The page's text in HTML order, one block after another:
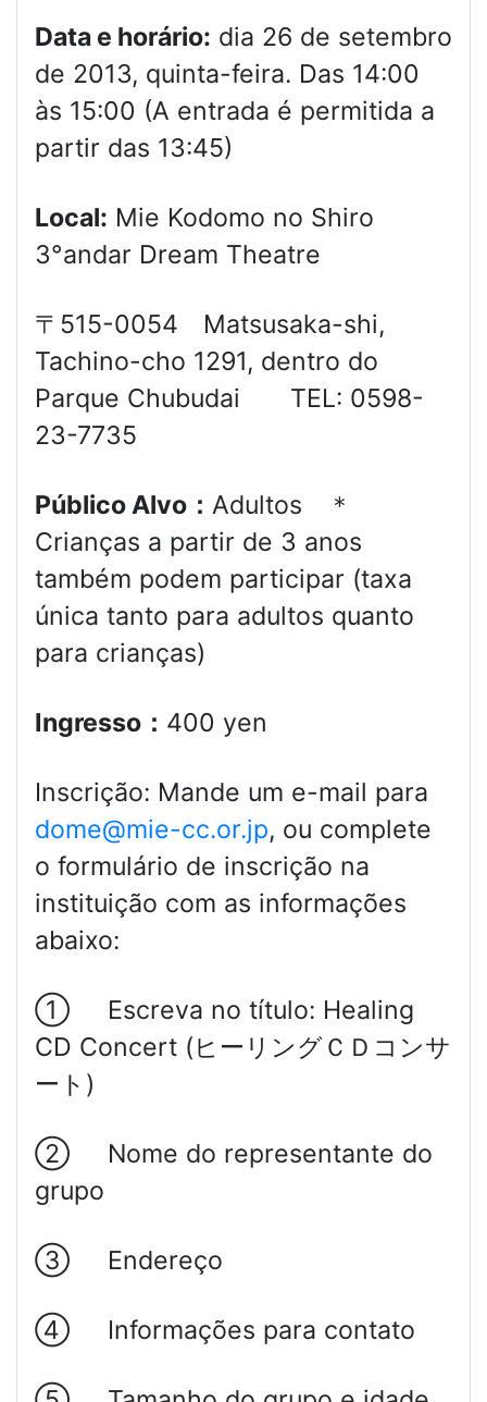
Data e horário: dia 26 de setembro
de 2013, quinta-feira. Das 14:00
às 15:00 (A entrada é permitida a
partir das 13:45)
Local: Mie Kodomo no Shiro
3°andar Dream Theatre
〒515-0054 Matsusaka-shi,
Tachino-cho 1291, dentro do
Parque Chubudai TEL: 0598-
23-7735
Público Alvo： Adultos ＊
Crianças a partir de 3 anos
também podem participar (taxa
única tanto para adultos quanto
para crianças)
Ingresso： 400 yen
Inscrição: Mande um e-mail para
dome@mie-cc.or.jp, ou complete
o formulário de inscrição na
instituição com as informações
abaixo:
① Escreva no título: Healing
CD Concert (ヒーリングＣＤコンサ
ート)
② Nome do representante do
grupo
③ Endereço
④ Informações para contato